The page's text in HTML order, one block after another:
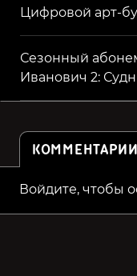
Цифровой арт-
Сезонный
Иванович 2:
КОММЕНТАРИИ
Войдите, чтобы